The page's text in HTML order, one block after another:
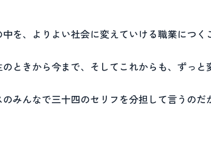
を、よりよい社会に変えていける職業につ
ときから今まで、そしてこれからも、ずっと
みんなで三十四のセリフを分担して言うの